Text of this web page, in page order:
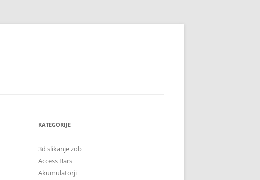
KATEGORIJE
3d slikanje zob
Access Bars
Akumulatorji